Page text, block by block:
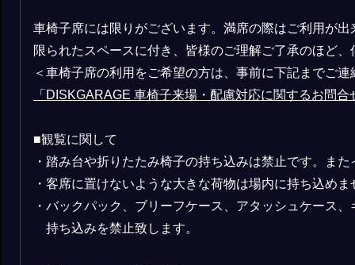
車椅子席には限りがございます。満席の際はご利用が出
限られたスペースに付き、皆様のご理解ご了承のほど
＜車椅子席の利用をご希望の方は、事前に下記までご連
「DISKGARAGE 車椅子来場・配慮対応に関するお問合
■観覧に関して
・踏み台や折りたたみ椅⼦の持ち込みは禁⽌です。ま
・客席に置けないような⼤きな荷物は場内に持ち込めま
・バックパック、ブリーフケース、アタッシュケース
持ち込みを禁⽌致します。